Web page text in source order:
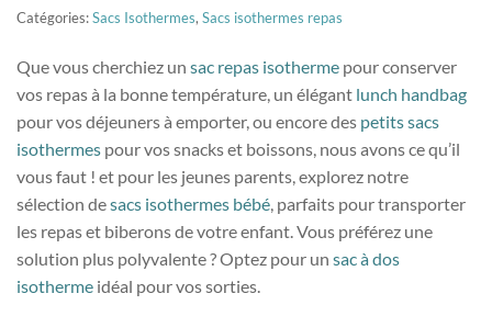
Catégories:Sacs Isothermes, Sacs isothermes repas
Que vous cherchiez un sac repas isotherme pour conserver
vos repas à la bonne température, un élégant lunch handbag
pour vos déjeuners à emporter, ou encore des petits sacs
isothermes pour vos snacks et boissons, nous avons ce qu’il
vous faut ! et pour les jeunes parents, explorez notre
sélection desacs isothermes bébé , parfaits pour transporter
les repas et biberons de votre enfant. Vous préférez une
solution plus polyvalente ? Optez pour un sac à dos
isotherme idéal pour vos sorties.